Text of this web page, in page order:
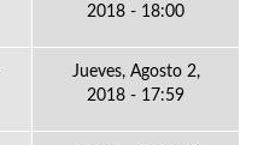
2018 - 18:00
Jueves, Agosto 2,
2018 - 17:59